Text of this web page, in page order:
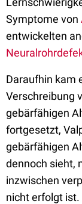
Symptome von
entwickelten
Daraufhin kam
Verschreibung
gebärfähigen
fortgesetzt,
gebärfähigen
dennoch sieht,
inzwischen
nicht erfolgt ist.